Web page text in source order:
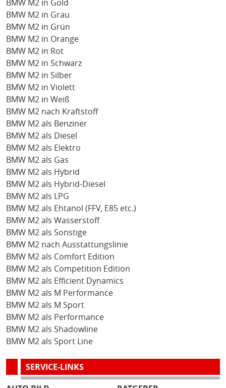
BMW M2 in Gold
BMW M2 in Grau
BMW M2 in Grün
BMW M2 in Orange
BMW M2 in Rot
BMW M2 in Schwarz
BMW M2 in Silber
BMW M2 in Violett
BMW M2 in Weiß
BMW M2 nach Kraftstoff
BMW M2 als Benziner
BMW M2 als Diesel
BMW M2 als Elektro
BMW M2 als Gas
BMW M2 als Hybrid
BMW M2 als Hybrid-Diesel
BMW M2 als LPG
BMW M2 als Ehtanol (FFV, E85 etc.)
BMW M2 als Wasserstoff
BMW M2 als Sonstige
BMW M2 nach Ausstattungslinie
BMW M2 als Comfort Edition
BMW M2 als Competition Edition
BMW M2 als Efficient Dynamics
BMW M2 als M Performance
BMW M2 als M Sport
BMW M2 als Performance
BMW M2 als Shadowline
BMW M2 als Sport Line
SERVICE-LINKS